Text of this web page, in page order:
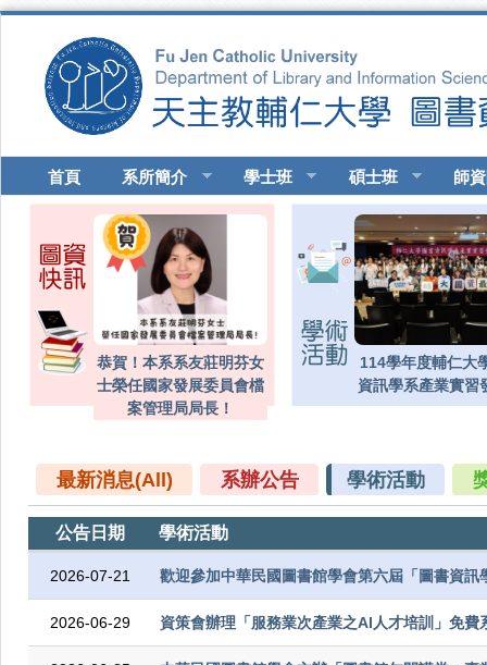
首頁 系所簡介 學士班 碩士班 師
恭賀！本系系友莊明芬女
士榮任國家發展委員會檔
案管理局局長！
114/12 AI空間設計成果發
表+系友回娘家
114學年度輔仁大
資訊學系產業實習
最新消息(All) 系辦公告 學術活動(作用
公告日期 學術活動
2026-07-21 歡迎參加中華民國圖書館學會第六屆「圖書資訊
2026-06-29 資策會辦理「服務業次產業之AI人才培訓」免費